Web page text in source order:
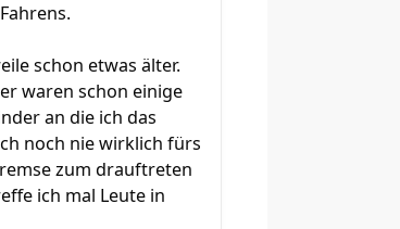
schon etwas älter.
waren schon einige
an die ich das
noch nie wirklich fürs
zum drauftreten
ich mal Leute in